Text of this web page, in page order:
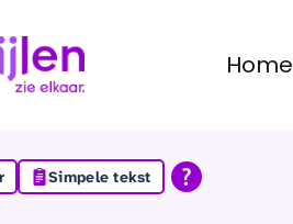
Simpele tekst
Home